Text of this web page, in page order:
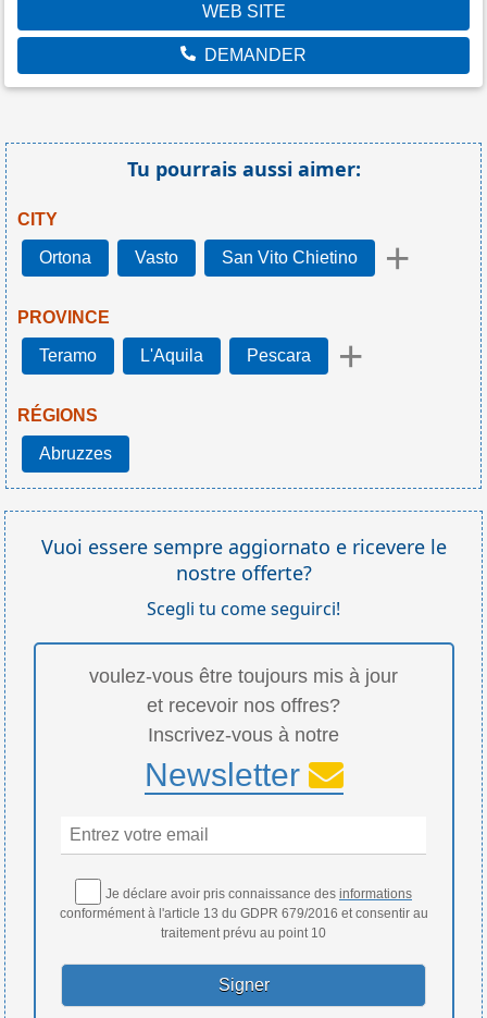
WEB SITE
DEMANDER
Tu pourrais aussi aimer:
CITY
Ortona Vasto San Vito Chietino +
PROVINCE
Teramo L'Aquila Pescara +
RÉGIONS
Abruzzes
Vuoi essere sempre aggiornato e ricevere le
nostre offerte?
Scegli tu come seguirci!
voulez-vous être toujours mis à jour
et recevoir nos offres?
Inscrivez-vous à notre
Newsletter
Je déclare avoir pris connaissance des informations
conformément à l'article 13 du GDPR 679/2016 et consentir au
traitement prévu au point 10